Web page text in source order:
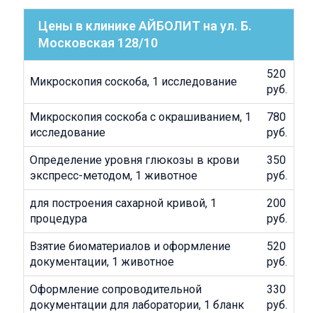
Цены в клинике АЙБОЛИТ на ул. Б.
Московская 128/10
Микроскопия соскоба, 1 исследование
520
руб.
Микроскопия соскоба с окрашиванием, 1
исследование
780
руб.
Определение уровня глюкозы в крови
экспресс-методом, 1 животное
350
руб.
для построения сахарной кривой, 1
процедура
200
руб.
Взятие биоматериалов и оформление
документации, 1 животное
520
руб.
Оформление сопроводительной
документации для лаборатории, 1 бланк
330
руб.